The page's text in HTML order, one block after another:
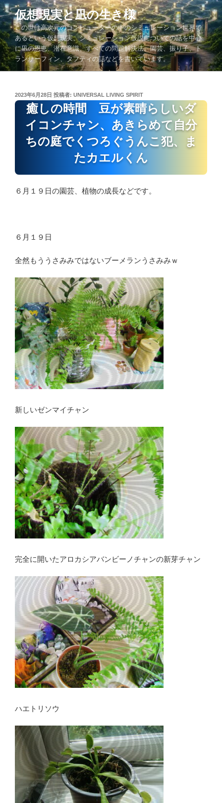
コ
ン
テ
ン
ツ
へ
仮想現実と凪の生き様
この世は高次元のコンピューターの中のシミュレーション世界で
あるという仮想現実、シミュレーション仮説についての話を中心
に凪の恩恵、潜在意識、すべての問題解決法、園芸、振り子、ト
ランサーフィン、タフティの話などを書いています。
投
稿
2023年6月28日 投稿者: UNIVERSAL LIVING SPIRIT
癒しの時間 豆が素晴らしいダ
イコンチャン、あきらめて自分
ちの庭でくつろぐうんこ犯、ま
たカエルくん
６月１９日の園芸、植物の成長などです。
６月１９日
全然もううさみみではないブーメランうさみみｗ
新しいゼンマイチャン
完全に開いたアロカシアバンビーノチャンの新芽チャン
ハエトリソウ